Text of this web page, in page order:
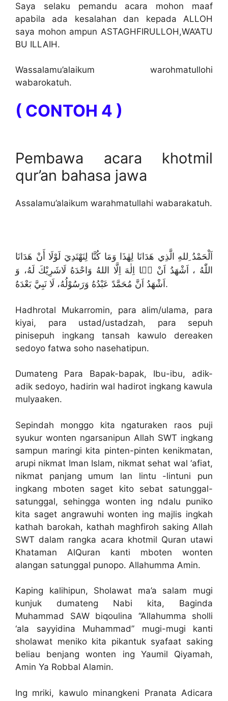
Saya selaku pemandu acara mohon maaf
apabila ada kesalahan dan kepada ALLOH
saya mohon ampun ASTAGHFIRULLOH,WA’ATU
BU ILLAIH.
Wassalamu’alaikum warohmatullohi
wabarokatuh.
( CONTOH 4 )
Pembawa acara khotmil
qur’an bahasa jawa
Assalamu’alaikum warahmatullahi wabarakatuh.
اَلْحَمْدُ ِللهِ الَّذِي هَدَانَا لِهٰذَا وَمَا كُنَّا لِنَهْتَدِيَ لَوْلَا أَنْ هَدَانَا
اللّٰهُ ، اَشْهَدُ اَنْ لۤا اِلٰهَ اِلَّا اللهُ وَاحْدَهُ لَاشَرِيْكَ لَهُ، وَ
اَشْهَدُ اَنَّ مُحَمَّدً عَبْدُهُ وَرَسُوْلُهُ، لَا نَبِيَّ بَعْدَهُ.
Hadhrotal Mukarromin, para alim/ulama, para
kiyai, para ustad/ustadzah, para sepuh
pinisepuh ingkang tansah kawulo dereaken
sedoyo fatwa soho nasehatipun.
Dumateng Para Bapak-bapak, Ibu-ibu, adik-
adik sedoyo, hadirin wal hadirot ingkang kawula
mulyaaken.
Sepindah monggo kita ngaturaken raos puji
syukur wonten ngarsanipun Allah SWT ingkang
sampun maringi kita pinten-pinten kenikmatan,
arupi nikmat Iman Islam, nikmat sehat wal ‘afiat,
nikmat panjang umum lan lintu -lintuni pun
ingkang mboten saget kito sebat satunggal-
satunggal, sehingga wonten ing ndalu puniko
kita saget angrawuhi wonten ing majlis ingkah
kathah barokah, kathah maghfiroh saking Allah
SWT dalam rangka acara khotmil Quran utawi
Khataman AlQuran kanti mboten wonten
alangan satunggal punopo. Allahumma Amin.
Kaping kalihipun, Sholawat ma’a salam mugi
kunjuk dumateng Nabi kita, Baginda
Muhammad SAW biqoulina “Allahumma sholli
‘ala sayyidina Muhammad” mugi-mugi kanti
sholawat meniko kita pikantuk syafaat saking
beliau benjang wonten ing Yaumil Qiyamah,
Amin Ya Robbal Alamin.
Ing mriki, kawulo minangkeni Pranata Adicara